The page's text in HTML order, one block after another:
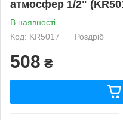
атмосфер 1/2"
В наявності
Код: KR5017
Роздріб
508 ₴